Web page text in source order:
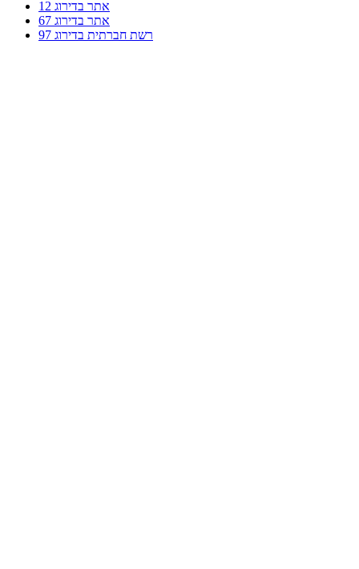
אתר בדירוג 12
אתר בדירוג 67
רשת חברתית בדירוג 97